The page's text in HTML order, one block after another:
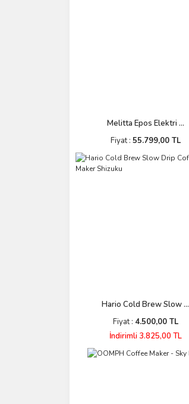
Melitta Epos Elektri ...
Fiyat : 55.799,00 TL
Hario Cold Brew Slow ...
Fiyat : 4.500,00 TL
İndirimli 3.825,00 TL